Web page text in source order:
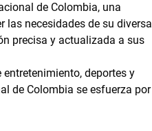
de Colombia, una
las necesidades de su diversa
precisa y actualizada a sus
deportes y
de Colombia se esfuerza por